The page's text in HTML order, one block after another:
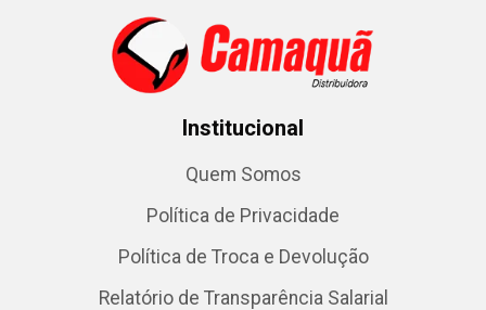
Institucional
Quem Somos
Política de Privacidade
Política de Troca e Devolução
Relatório de Transparência Salarial